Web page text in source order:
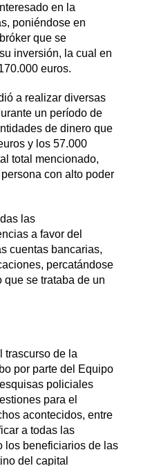
en la
poniéndose en
que se
inversión, la cual en
euros.
a realizar diversas
un período de
de dinero que
y los 57.000
total mencionado,
con alto poder
las
a favor del
cuentas bancarias,
percatándose
que se trataba de un
trascurso de la
por parte del Equipo
policiales
para el
acontecidos, entre
a todas las
los beneficiarios de las
del capital